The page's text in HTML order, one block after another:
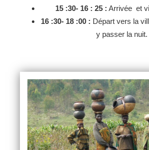
15 :30- 16 : 25 : Arrivée et
16 :30- 18 :00 : Départ vers la
y passer la nuit.